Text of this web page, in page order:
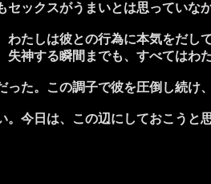
ックスがうまいとは思っていなか
たしは彼との行為に本気をだし
神する瞬間までも、すべてはわ
た。この調子で彼を圧倒し続け
今日は、この辺にしておこうと思